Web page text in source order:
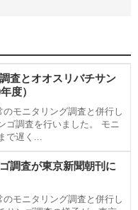
査とオオスリバチサン
度）
モニタリング調査と併行し
ゴ調査を行いました。 モニ
で遅く...
調査が東京新聞朝刊に
モニタリング調査と併行し